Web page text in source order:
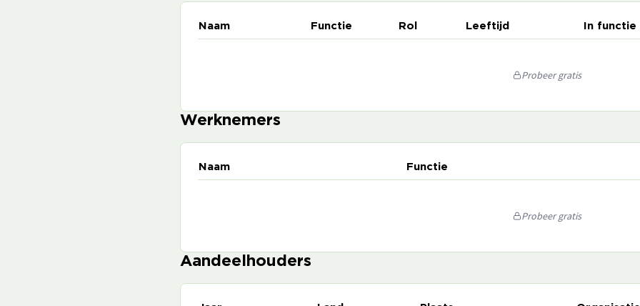
Naam Functie Rol Leeftijd In functie
Probeer gratis
Werknemers
Naam Functie
Probeer gratis
Aandeelhouders